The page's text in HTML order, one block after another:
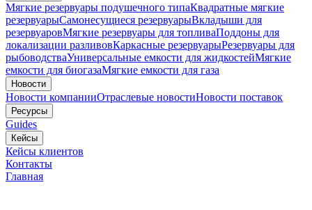
Мягкие резервуары подушечного типаКвадратные мягкие
резервуарыСамонесущиеся резервуарыВкладыши для
резервуаровМягкие резервуары для топливаПоддоны для
локализации разливовКаркасные резервуарыРезервуары для
рыбоводстваУниверсальные емкости для жидкостейМягкие
емкости для биогазаМягкие емкости для газа
Новости
Новости компанииОтраслевые новостиНовости поставок
Ресурсы
Guides
Кейсы
Кейсы клиентов
Контакты
Главная